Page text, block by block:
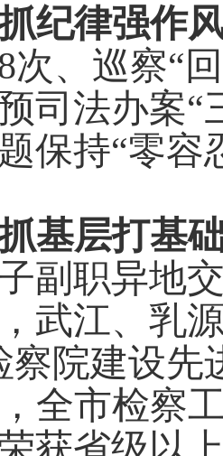
抓纪律强作
次、巡察“
司法办案“
保持“零容
抓基层打基
副职异地
武江、乳
察院建设先
全市检察